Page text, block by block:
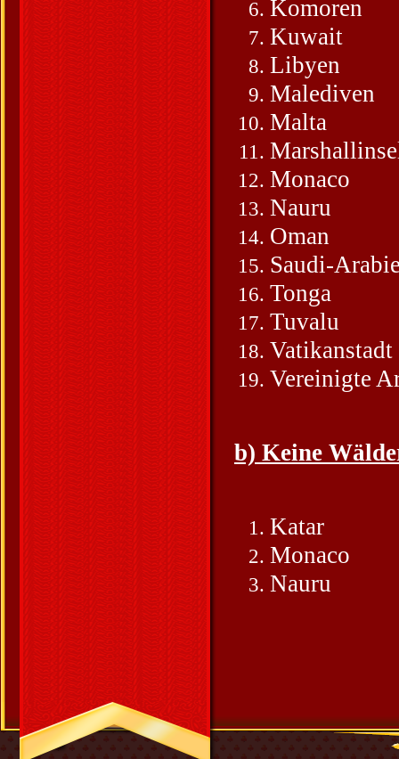
Komoren
Kuwait
Libyen
Malediven
Malta
Monaco
Nauru
Oman
Saudi-
Tonga
Tuvalu
Vatikanstadt
Vereinigte
b) Keine
Katar
Monaco
Nauru